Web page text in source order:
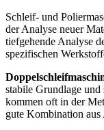
Schleif- und
der Analyse neuer
tiefgehende Analyse
spezifischen
stabile Grundlage
kommen oft in der
gute Kombination